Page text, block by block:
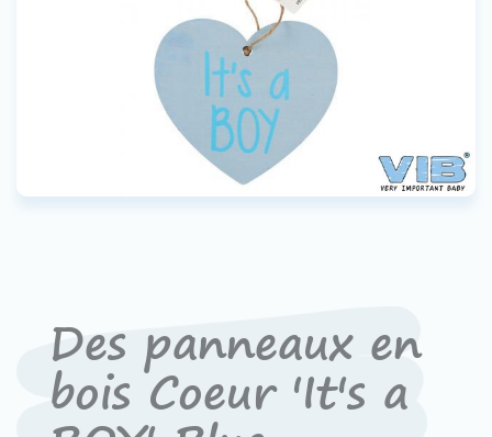
Trouvez votre
revendeur VIB®
Devenir un revendeur
VIB®
Des panneaux en
bois Coeur 'It's a